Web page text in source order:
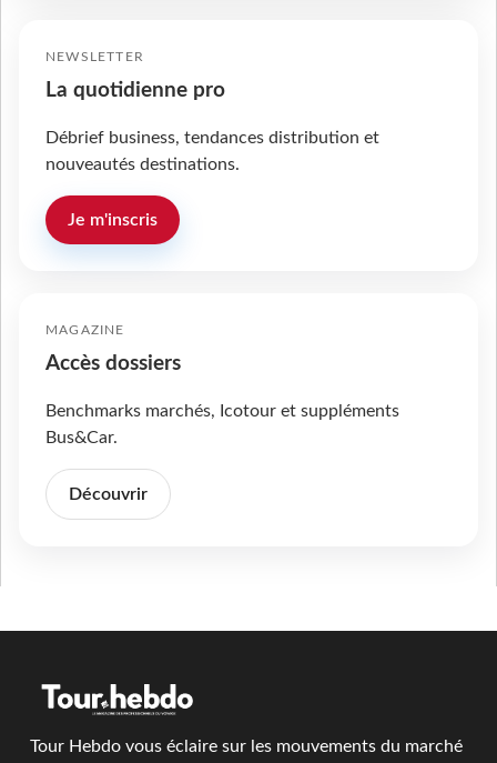
NEWSLETTER
La quotidienne pro
Débrief business, tendances distribution et
nouveautés destinations.
Je m'inscris
MAGAZINE
Accès dossiers
Benchmarks marchés, Icotour et suppléments
Bus&Car.
Découvrir
Tour Hebdo vous éclaire sur les mouvements du marché